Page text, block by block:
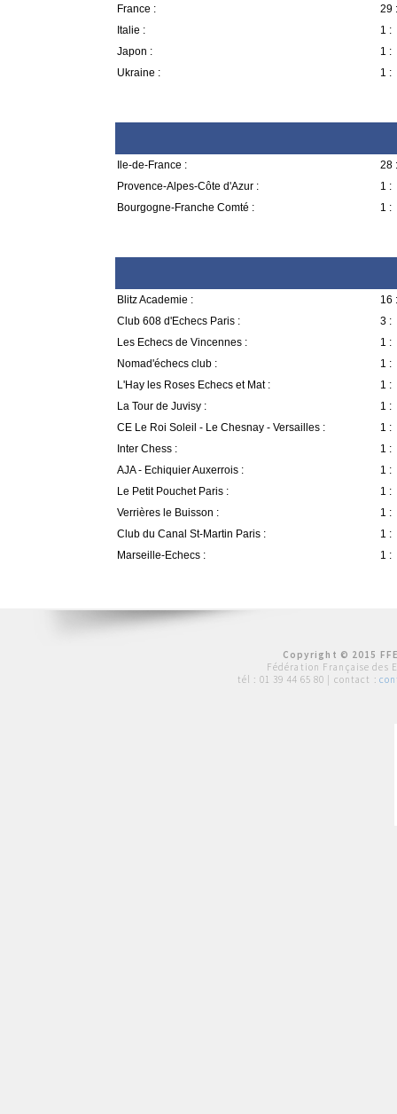
France :
29 :
Italie :
1 :
Japon :
1 :
Ukraine :
1 :
Ile-de-France :
28 :
Provence-Alpes-Côte d'Azur :
1 :
Bourgogne-Franche Comté :
1 :
Blitz Academie :
16 :
Club 608 d'Echecs Paris :
3 :
Les Echecs de Vincennes :
1 :
Nomad'échecs club :
1 :
L'Hay les Roses Echecs et Mat :
1 :
La Tour de Juvisy :
1 :
CE Le Roi Soleil - Le Chesnay - Versailles :
1 :
Inter Chess :
1 :
AJA - Echiquier Auxerrois :
1 :
Le Petit Pouchet Paris :
1 :
Verrières le Buisson :
1 :
Club du Canal St-Martin Paris :
1 :
Marseille-Echecs :
1 :
Copyright © 2015
Fédération Française des
tél : 01 39 44 65 80 | contact :